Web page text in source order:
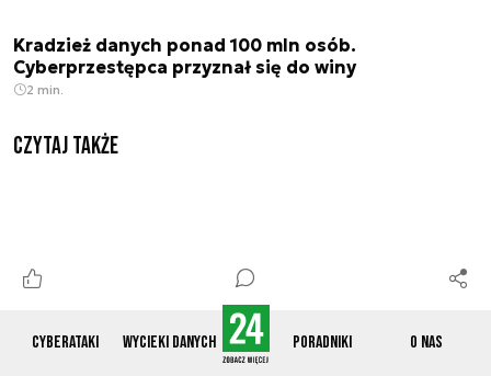
Cyberataki Wycieki danych Poradniki O nas
Kradzież danych ponad 100 mln osób.
Cyberprzestępca przyznał się do winy
2 min.
Czytaj także